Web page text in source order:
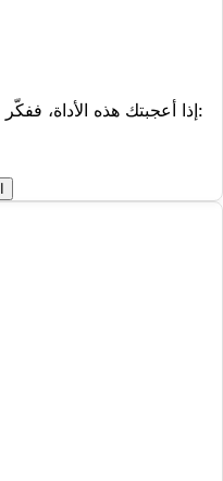
إذا أعجبتك هذه الأداة، ففكّر في إضافة رابط إليها بنسخ الكود أدناه: